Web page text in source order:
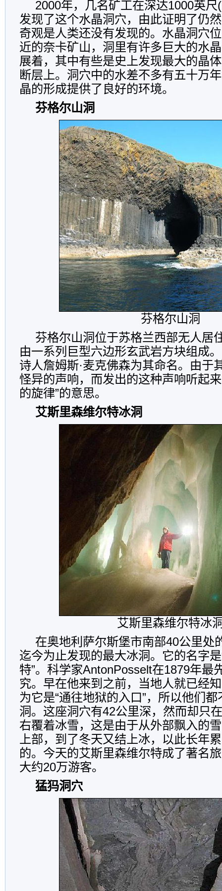
2000年，几名矿工在深达1000英
发现了这个水晶洞穴，由此证明了仍
奇观是人类还没有发现的。水晶洞穴
近的奈卡矿山，洞里有许多巨大的水
展着，其中有些是史上发现最大的晶
断层上。洞穴中的水差不多有五十万
晶的形成提供了良好的环境。
芬格尔山洞
芬格尔山洞
芬格尔山洞位于苏格兰西部无人居
由一系列巨型六边形玄武岩方块组成
诗人詹姆斯·麦克佛森为其命名。由于
怪异的声响，而发出的这种声响听起
的旋律”的意思。
艾斯里森维尔特冰洞
艾斯里森维尔特冰
在奥地利萨尔斯堡市南部40公里处
迄今为止发现的最大冰洞。它的名字
特”。科学家AntonPosselt在1879年最
究。早在他来到之前，当地人就已经
为它是“通往地狱的入口”，所以他们
洞。这座洞穴有42公里深，然而却只
右覆着冰雪，这是由于从外部飘入的
上部，到了冬天又结上冰，以此长年
的。今天的艾斯里森维尔特成了著名
大约20万游客。
猛犸洞穴